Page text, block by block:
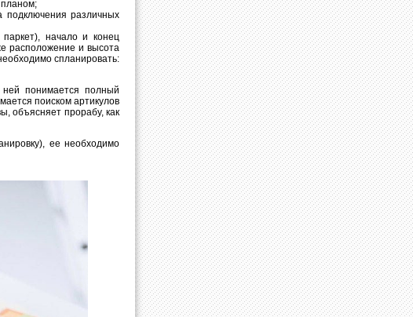
подключения различных
начало и конец
расположение и высота
спланировать:
понимается полный
поиском артикулов
объясняет прорабу, как
ее необходимо